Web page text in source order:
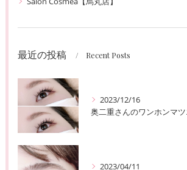
最近の投稿 Recent Posts
2023/12/16
奥二重さんのワンホンマツ
2023/04/11